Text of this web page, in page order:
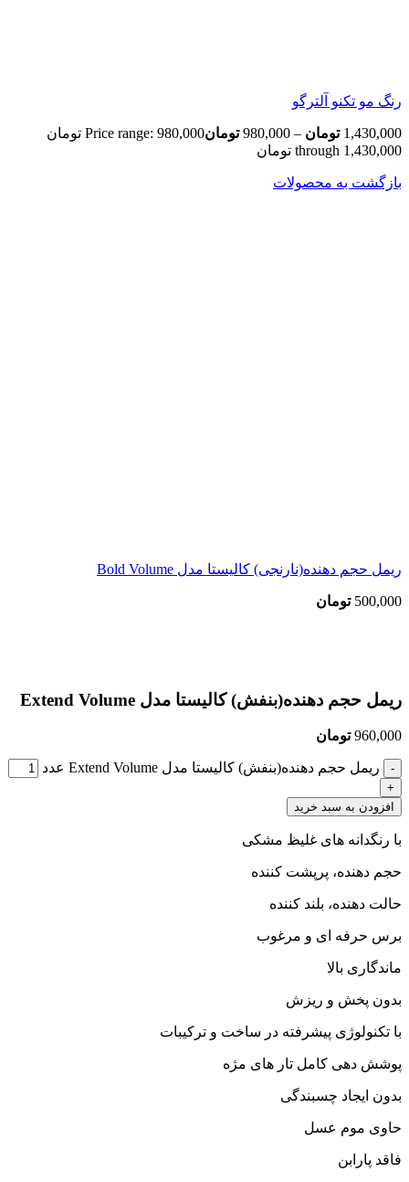
رنگ مو تکنو آلترگو
1,430,000 تومان –
980,000 تومان
Price range: 980,000 تومان
through 1,430,000 تومان
بازگشت به محصولات
ریمل حجم دهنده(نارنجی) کالیستا مدل Bold Volume
500,000 تومان
ریمل حجم دهنده(بنفش) کالیستا مدل Extend Volume
960,000 تومان
ریمل حجم دهنده(بنفش) کالیستا مدل Extend Volume عدد
افزودن به سبد خرید
با رنگدانه های غلیظ مشکی
حجم دهنده، پرپشت کننده
حالت دهنده، بلند کننده
برس حرفه ای و مرغوب
ماندگاری بالا
بدون پخش و ریزش
با تکنولوژی پیشرفته در ساخت و ترکیبات
پوشش دهی کامل تار های مژه
بدون ایجاد چسبندگی
حاوی موم عسل
فاقد پارابن